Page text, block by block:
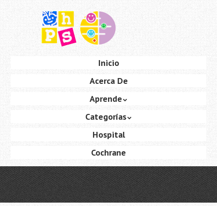
principal
Inicio
Acerca De
Aprende
Categorías
Hospital
Cochrane